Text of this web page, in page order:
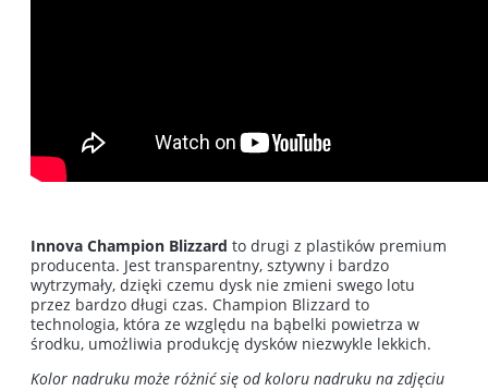
Innova Champion Blizzard to drugi z plastików premium
producenta. Jest transparentny, sztywny i bardzo
wytrzymały, dzięki czemu dysk nie zmieni swego lotu
przez bardzo długi czas. Champion Blizzard to
technologia, która ze względu na bąbelki powietrza w
środku, umożliwia produkcję dysków niezwykle lekkich.
Kolor nadruku może różnić się od koloru nadruku na zdjęciu